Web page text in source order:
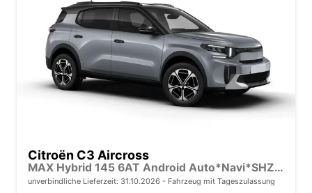
Citroën C3 Aircross
MAX Hybrid 145 6AT Android Auto*Navi*SHZ*Kamera*Totwinkel*Keyless*17"*Klimaauto
unverbindliche Lieferzeit: 31.10.2026 Fahrzeug mit Tageszulassung